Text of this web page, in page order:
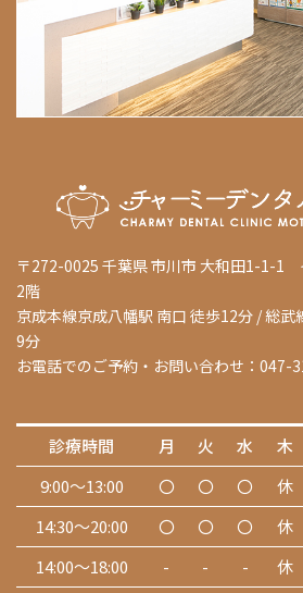
〒272-0025 千葉県 市川市 大和田1-1-1
2階
京成本線京成八幡駅 南口 徒歩12分 / 総
9分
お電話でのご予約・お問い合わせ：047-
診療時間 月 火 水 木
9:00～13:00
〇 〇 〇 休
14:30～20:00
〇 〇 〇 休
14:00～18:00
- - - 休